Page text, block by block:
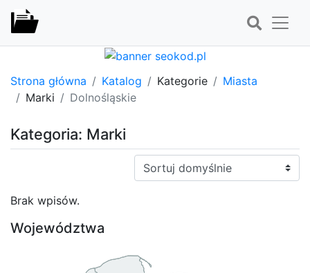
Strona główna Katalog Kategorie
Miasta
Marki
Dolnośląskie
Kategoria: Marki
Sortuj:
Brak wpisów.
Województwa